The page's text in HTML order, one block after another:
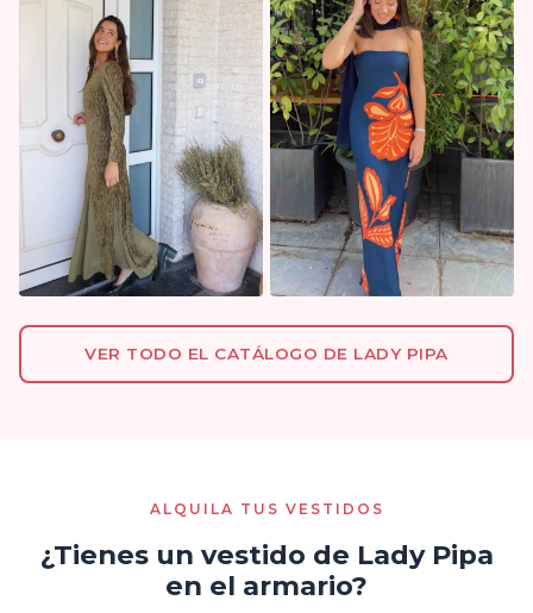
VER TODO EL CATÁLOGO DE LADY PIPA
ALQUILA TUS VESTIDOS
¿Tienes un vestido de Lady Pipa
en el armario?